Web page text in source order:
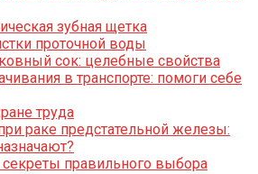
зубная щетка
проточной воды
сок: целебные свойства
в транспорте: помоги себе
труда
раке предстательной железы:
правильного выбора